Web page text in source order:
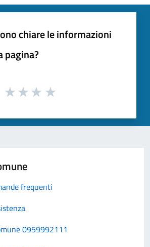
chiare le informazioni
pagina?
frequenti
0959992111